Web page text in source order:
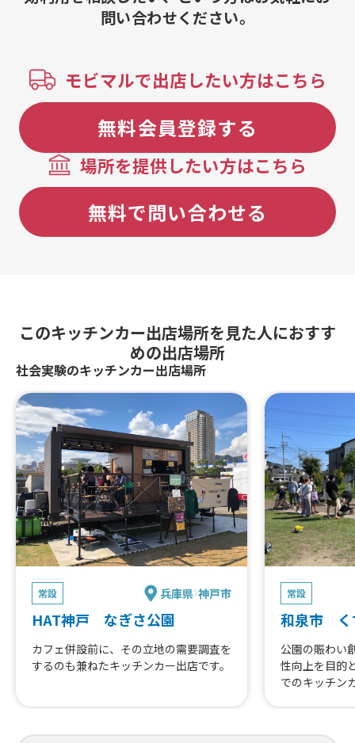
問い合わせください。
モビマルで出店したい方はこちら
無料会員登録する
場所を提供したい方はこちら
無料で問い合わせる
このキッチンカー出店場所を見た人におすす
めの出店場所
社会実験のキッチンカー出店場所
常設 兵庫県 神戸市
HAT神戸 なぎさ公園
カフェ併設前に、その立地の需要調査を
するのも兼ねたキッチンカー出店です。
常設
和泉市 く
公園の賑わい
性向上を目的
でのキッチン